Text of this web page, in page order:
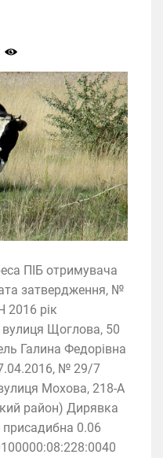
ПІБ отримувача
затвердження, №
2016 рік
Щоглова, 50
Галина Федорівна
№ 29/7
Мохова, 218-А
район) Дирявка
присадибна 0.06